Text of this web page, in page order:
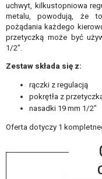
uchwyt, kilkustopniowa
metalu, powodują, że
pożądania każdego
przetyczką może być
1/2".
Zestaw składa się z:
rączki z
pokrętła z
nasadki 19 mm 1/
Oferta dotyczy 1